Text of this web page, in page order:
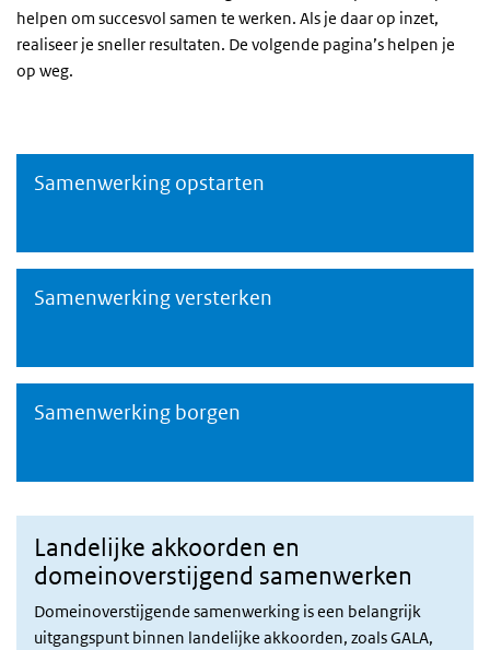
helpen om succesvol samen te werken. Als je daar op inzet,
realiseer je sneller resultaten. De volgende pagina’s helpen je
op weg.
Samenwerking opstarten
Samenwerking opstarten
Samenwerking versterken
Samenwerking versterken
Samenwerking borgen
Samenwerking borgen
Landelijke akkoorden en
domeinoverstijgend samenwerken
Domeinoverstijgende samenwerking is een belangrijk
uitgangspunt binnen landelijke akkoorden, zoals GALA,